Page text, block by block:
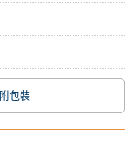
附包裝